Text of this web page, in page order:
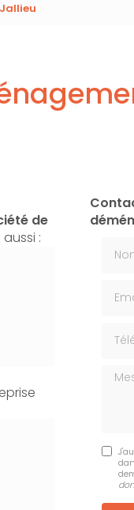
de
: